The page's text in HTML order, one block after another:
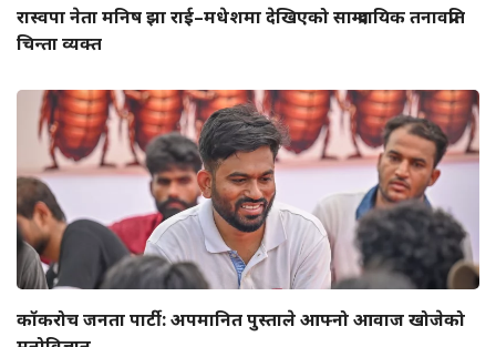
रास्वपा नेता मनिष झा राई–मधेशमा देखिएको साम्प्रदायिक तनावप्रति
चिन्ता व्यक्त
कॉकरोच जनता पार्टी: अपमानित पुस्ताले आफ्नो आवाज खोजेको